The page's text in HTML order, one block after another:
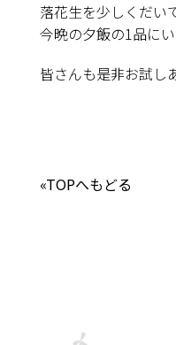
落花生を少しくだい
今晩の夕飯の1品に
皆さんも是非お試し
«TOPへもどる